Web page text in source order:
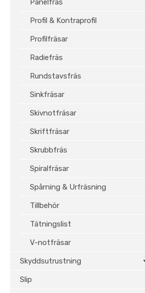
Panelfräs
Profil & Kontraprofil
Profilfräsar
Radiefräs
Rundstavsfräs
Sinkfräsar
Skivnotfräsar
Skriftfräsar
Skrubbfräs
Spiralfräsar
Spårning & Urfräsning
Tillbehör
Tätningslist
V-notfräsar
Skyddsutrustning
Slip